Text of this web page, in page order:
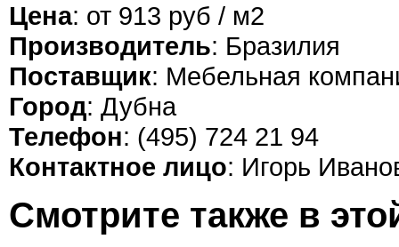
Цена: от 913 руб / м2
Производитель: Бразилия
Поставщик: Мебельная
Город: Дубна
Телефон: (495) 724 21 94
Контактное лицо: Игорь
Смотрите также в